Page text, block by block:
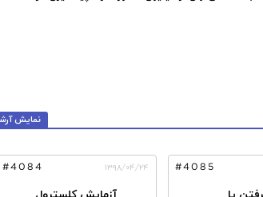
نمایش
#4085 ۱۳۹۸/۰۴/۲۴ #4084